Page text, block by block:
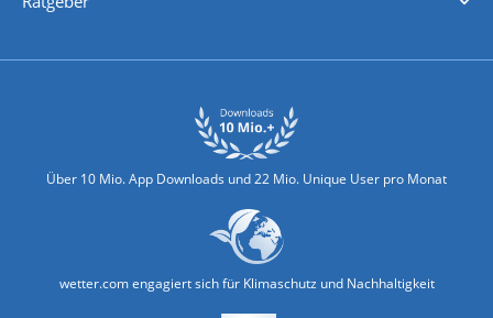
Über 10 Mio. App Downloads und 22 Mio. Unique User pro Monat
wetter.com engagiert sich für Klimaschutz und Nachhaltigkeit